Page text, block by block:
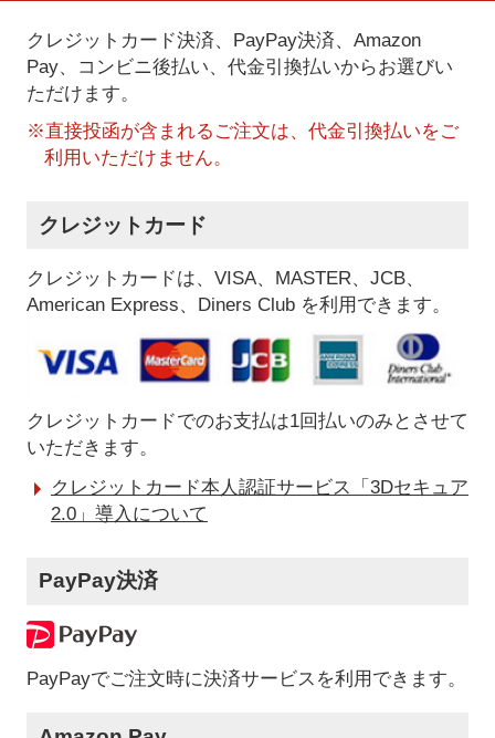
クレジットカード決済、PayPay決済、Amazon
Pay、コンビニ後払い、代金引換払いからお選びい
ただけます。
※直接投函が含まれるご注文は、代金引換払いをご
利用いただけません。
クレジットカード
クレジットカードは、VISA、MASTER、JCB、
American Express、Diners Club を利用できます。
クレジットカードでのお支払は1回払いのみとさせて
いただきます。
クレジットカード本人認証サービス「3Dセキュア
2.0」導入について
PayPay決済
PayPayでご注文時に決済サービスを利用できます。